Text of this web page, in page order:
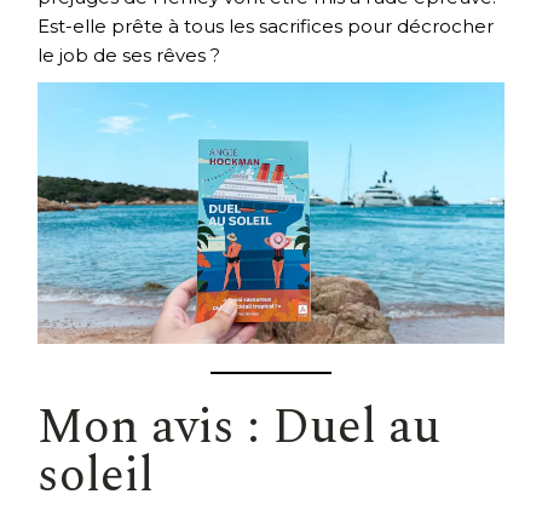
Est-elle prête à tous les sacrifices pour décrocher
le job de ses rêves ?
Mon avis : Duel au
soleil